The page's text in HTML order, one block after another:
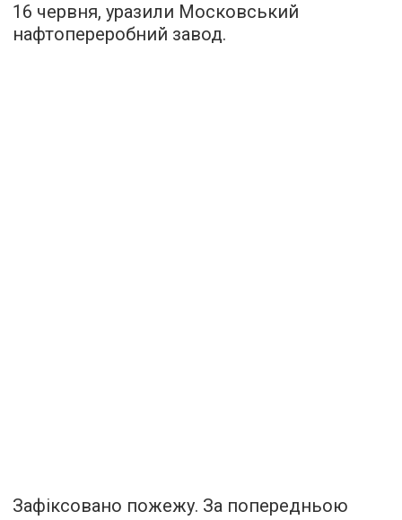
16 червня, уразили Московський
нафтопереробний завод.
Зафіксовано пожежу. За попередньою